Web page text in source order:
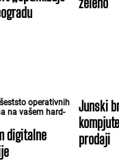
operativnih
na vašem hard-
digitalne
Junski
prodaji